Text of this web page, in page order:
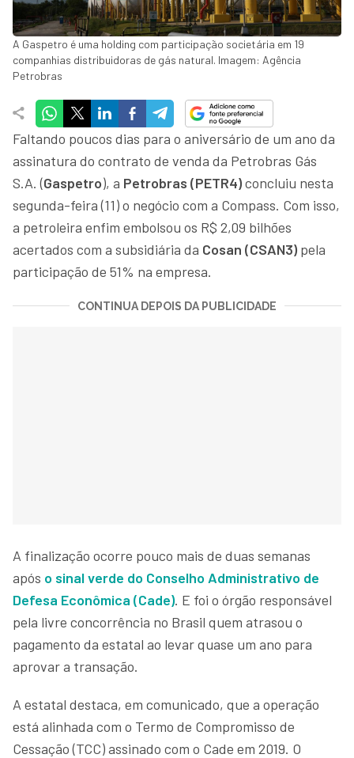
A Gaspetro é uma holding com participação societária em 19
companhias distribuidoras de gás natural. Imagem: Agência
Petrobras
Faltando poucos dias para o aniversário de um ano da
assinatura do contrato de venda da Petrobras Gás
S.A. (Gaspetro), a Petrobras (PETR4)concluiu nesta
segunda-feira (11) o negócio com a Compass. Com isso,
a petroleira enfim embolsou os R$ 2,09 bilhões
acertados com a subsidiária da Cosan (CSAN3) pela
participação de 51% na empresa.
CONTINUA DEPOIS DA PUBLICIDADE
A finalização ocorre pouco mais de duas semanas
após o sinal verde do Conselho Administrativo de
Defesa Econômica (Cade). E foi o órgão responsável
pela livre concorrência no Brasil quem atrasou o
pagamento da estatal ao levar quase um ano para
aprovar a transação.
A estatal destaca, em comunicado, que a operação
está alinhada com o Termo de Compromisso de
Cessação (TCC) assinado com o Cade em 2019. O